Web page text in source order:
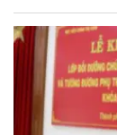
mưu, xây dựng
PGS.TS Trần
Chính trị CAND